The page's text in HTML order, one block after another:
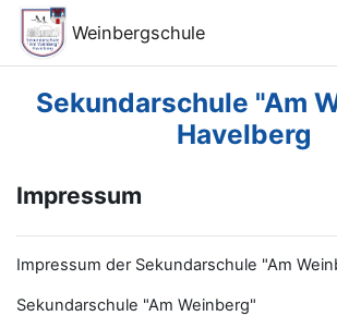
Zum Hauptinhalt
Weinbergschule
Sekundarschule "Am
Havelberg
Impressum
Impressum der Sekundarschule "Am
Sekundarschule "Am Weinberg"